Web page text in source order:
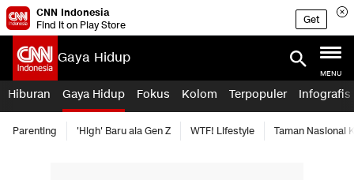
CNN Indonesia
Find it on Play Store
Get
Gaya Hidup
MENU
Hiburan Gaya Hidup Fokus Kolom Terpopuler Infografis
Parenting 'High' Baru ala Gen Z WTF! Lifestyle Taman Nasional